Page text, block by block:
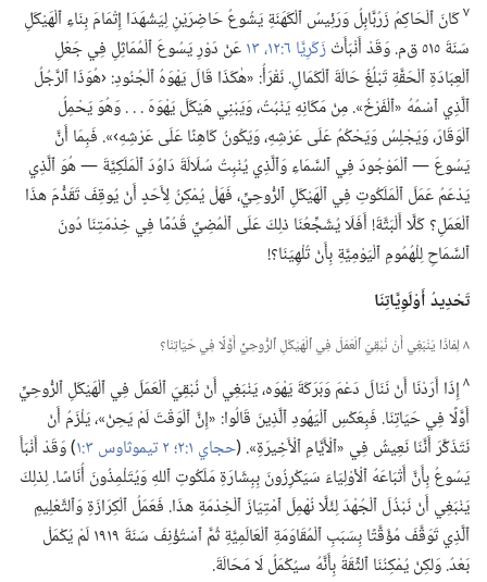
٧كَانَ ٱلْحَاكِمُ زَرُبَّابِلُ وَرَئِيسُ ٱلْكَهَنَةِ يَشُوعُ حَاضِرَيْنِ لِيَشْهَدَا إِتْمَامَ بِنَاءِ ٱلْهَيْكَلِ
سَنَةَ ٥١٥ ق‌م.‏ وَقَدْ أَنْبَأَتْ
زَكَرِيَّا ٦:‏١٢،‏ ١٣
عَنْ دَوْرِ يَسُوعَ ٱلْمُمَاثِلِ فِي جَعْلِ
ٱلْعِبَادَةِ ٱلْحَقَّةِ تَبْلُغُ حَالَةَ ٱلْكَمَالِ.‏ نَقْرَأُ:‏ «هٰكَذَا قَالَ يَهْوَهُ ٱلْجُنُودِ:‏ ‹هُوَذَا ٱلرَّجُلُ
ٱلَّذِي ٱسْمُهُ «ٱلْفَرْخُ».‏ مِنْ مَكَانِهِ يَنْبُتُ،‏ وَيَبْنِي هَيْكَلَ يَهْوَهَ .‏ .‏ .‏ وَهُوَ يَحْمِلُ
ٱلْوَقَارَ،‏ وَيَجْلِسُ وَيَحْكُمُ عَلَى عَرْشِهِ،‏ وَيَكُونُ كَاهِنًا عَلَى عَرْشِهِ›».‏ فَبِمَا أَنَّ
يَسُوعَ —‏ ٱلْمَوْجُودَ فِي ٱلسَّمَاءِ وَٱلَّذِي يُنْبِتُ سُلَالَةَ دَاوُدَ ٱلْمَلَكِيَّةَ —‏ هُوَ ٱلَّذِي
يَدْعَمُ عَمَلَ ٱلْمَلَكُوتِ فِي ٱلْهَيْكَلِ ٱلرُّوحِيِّ،‏ فَهَلْ يُمْكِنُ لِأَحَدٍ أَنْ يُوقِفَ تَقَدُّمَ هذَا
ٱلْعَمَلِ؟‏ كَلَّا أَلْبَتَّةَ!‏ أَفَلَا يُشَجِّعُنَا ذلِكَ عَلَى ٱلْمُضِيِّ قُدُمًا فِي خِدْمَتِنَا دُونَ
ٱلسَّمَاحِ لِلْهُمُومِ ٱلْيَوْمِيَّةِ بِأَنْ تُلْهِيَنَا؟‏!‏
تَحْدِيدُ أَوْلَوِيَّاتِنَا
٨ لِمَاذَا يَنْبَغِي أَنْ نُبْقِيَ ٱلْعَمَلَ فِي ٱلْهَيْكَلِ ٱلرُّوحِيِّ أَوَّلًا فِي حَيَاتِنَا؟‏
٨إِذَا أَرَدْنَا أَنْ نَنَالَ دَعْمَ وَبَرَكَةَ يَهْوَه،‏ يَنْبَغِي أَنْ نُبْقِيَ ٱلْعَمَلَ فِي ٱلْهَيْكَلِ ٱلرُّوحِيِّ
أَوَّلًا فِي حَيَاتِنَا.‏ فَبِعَكْسِ ٱلْيَهُودِ ٱلَّذِينَ قَالُوا:‏ «إِنَّ ٱلْوَقْتَ لَمْ يَحِنْ»،‏ يَلْزَمُ أَنْ
نَتَذَكَّرَ أَنَّنَا نَعِيشُ فِي «ٱلْأَيَّامِ ٱلْأَخِيرَةِ».‏ (‏حجاي ١:‏٢؛‏
‏)‏ وَقَدْ أَنْبَأَ
يَسُوعُ بِأَنَّ أَتْبَاعَهُ ٱلْأوْلِيَاءَ سَيَكْرِزُونَ بِبِشَارَةِ مَلَكُوتِ ٱللهِ وَيُتَلْمِذُونَ أُنَاسًا.‏ لِذلِكَ
يَنْبَغِي أَنْ نَبْذُلَ ٱلْجُهْدَ لِئَلَّا نُهْمِلَ ٱمْتِيَازَ ٱلْخِدْمَةِ هذَا.‏ فَعَمَلُ ٱلْكِرَازَةِ وَٱلتَّعْلِيمِ
ٱلَّذِي تَوَقَّفَ مُؤَقَّتًا بِسَبَبِ ٱلْمُقَاوَمَةِ ٱلْعَالَمِيَّةِ ثُمَّ ٱسْتُؤْنِفَ سَنَةَ ١٩١٩ لَمْ يُكْمَلْ
بَعْدُ.‏ وَلكِنْ يُمْكِنُنَا ٱلثِّقَةُ بِأَنَّهُ سيُكْمَلُ لَا مَحَالَةَ.‏